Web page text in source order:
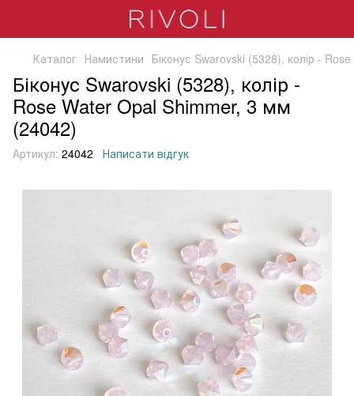
Каталог Намистини Біконус Swarovski (5328), колір -
Біконус Swarovski (5328), колір -
Rose Water Opal Shimmer, 3 мм
(24042)
Артикул: 24042 Написати відгук